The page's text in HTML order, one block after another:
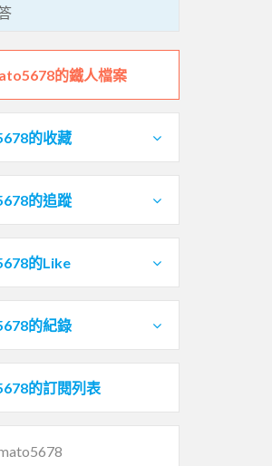
的鐵人檔案
的收藏
的追蹤
的Like
的紀錄
的訂閱列表